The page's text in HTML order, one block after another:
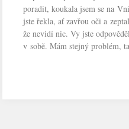
poradit, koukala jsem se na
jste řekla, ať zavřou oči a
že nevidí nic. Vy jste
v sobě. Mám stejný problém,